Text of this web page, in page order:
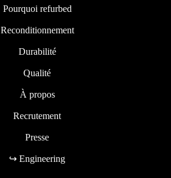
Pourquoi refurbed
Reconditionnement
Durabilité
Qualité
À propos
Recrutement
Presse
↪ Engineering